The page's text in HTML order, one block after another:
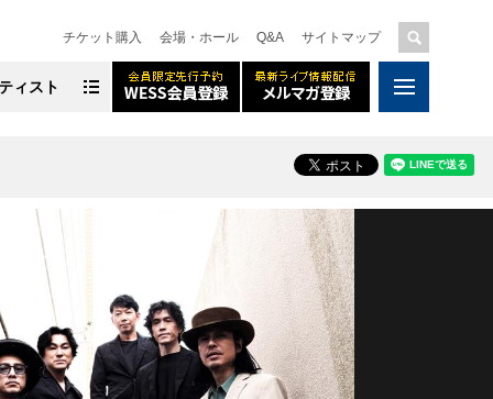
チケット購入
会場・ホール Q&A サイトマップ
ィスト